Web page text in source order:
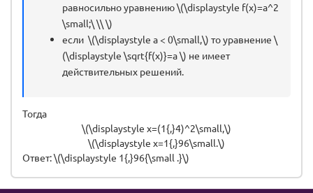
равносильно уравнению \(\displaystyle f(x)=a^2
\small;\ \\ \)
если \(\displaystyle a < 0\small,\) то уравнение \
(\displaystyle \sqrt{f(x)}=a \) не имеет
действительных решений.
Тогда
\(\displaystyle x=(1{,}4)^2\small,\)
\(\displaystyle x=1{,}96\small.\)
Ответ: \(\displaystyle 1{,}96{\small .}\)